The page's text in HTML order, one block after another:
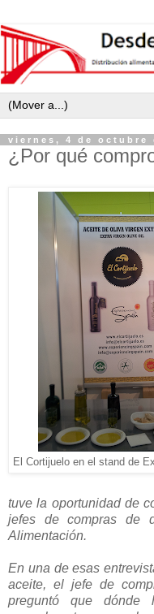
viernes, 4 de octubre
¿Por qué
El Cortijuelo en el stand de
tuve la oportunidad de
jefes de compras de
Alimentación.
En una de esas
aceite, el jefe de
preguntó que